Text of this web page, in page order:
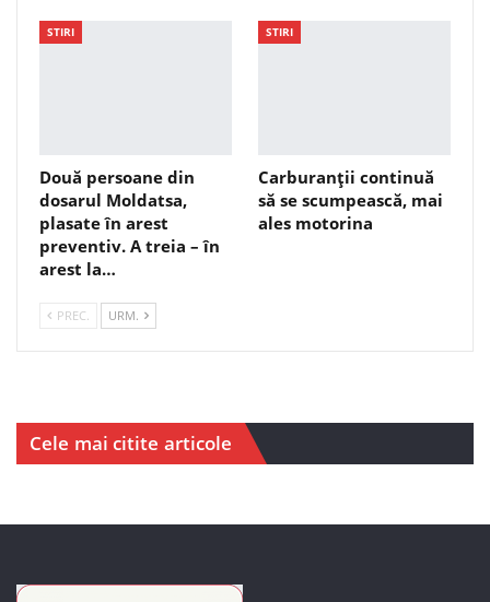
STIRI
Două persoane din
dosarul Moldatsa,
plasate în arest
preventiv. A treia – în
arest la…
STIRI
Carburanții continuă
să se scumpească, mai
ales motorina
PREC. URM.
Cele mai citite articole